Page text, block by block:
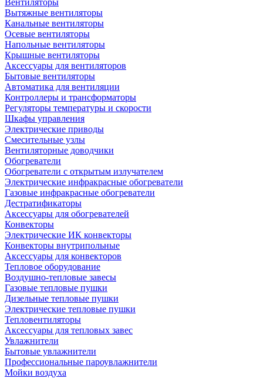
Вентиляторы
Вытяжные вентиляторы
Канальные вентиляторы
Осевые вентиляторы
Напольные вентиляторы
Крышные вентиляторы
Аксессуары для вентиляторов
Бытовые вентиляторы
Автоматика для вентиляции
Контроллеры и трансформаторы
Регуляторы температуры и скорости
Шкафы управления
Электрические приводы
Смесительные узлы
Вентиляторные доводчики
Обогреватели
Обогреватели с открытым излучателем
Электрические инфракрасные обогреватели
Газовые инфракрасные обогреватели
Дестратификаторы
Аксессуары для обогревателей
Конвекторы
Электрические ИК конвекторы
Конвекторы внутрипольные
Аксессуары для конвекторов
Тепловое оборудование
Воздушно-тепловые завесы
Газовые тепловые пушки
Дизельные тепловые пушки
Электрические тепловые пушки
Тепловентиляторы
Аксессуары для тепловых завес
Увлажнители
Бытовые увлажнители
Профессиональные пароувлажнители
Мойки воздуха